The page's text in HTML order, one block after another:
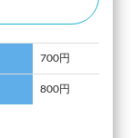
700円
800円